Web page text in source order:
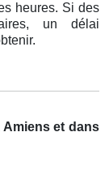
heures. Si des
un délai
Amiens et dans